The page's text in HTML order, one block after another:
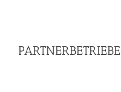
PARTNERBETRIEBE